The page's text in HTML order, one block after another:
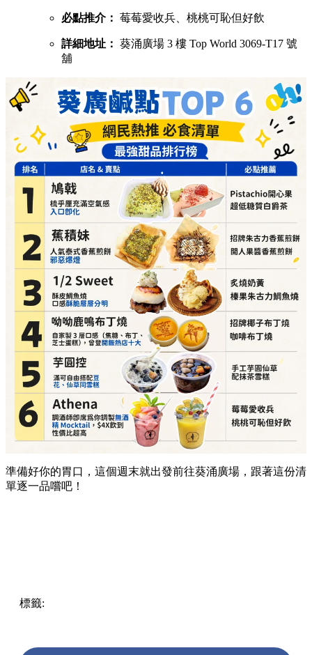
必點推介： 莓莓愛收兵、桃桃可恥但好飲
詳細地址： 葵涌廣場 3 樓 Top World 3069-T17 號
舖
準備好你的胃口，這個週末就出發前往葵涌廣場，跟著這份清
單逐一品嚐吧！
標籤: